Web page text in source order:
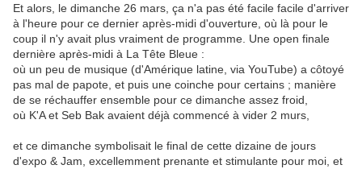
Et alors, le dimanche 26 mars, ça n'a pas été facile facile d'arriver
à l'heure pour ce dernier après-midi d'ouverture, où là pour le
coup il n'y avait plus vraiment de programme. Une open finale
dernière après-midi à La Tête Bleue :
où un peu de musique (d'Amérique latine, via YouTube) a côtoyé
pas mal de papote, et puis une coinche pour certains ; manière
de se réchauffer ensemble pour ce dimanche assez froid,
où K'A et Seb Bak avaient déjà commencé à vider 2 murs,
et ce dimanche symbolisait le final de cette dizaine de jours
d'expo & Jam, excellemment prenante et stimulante pour moi, et